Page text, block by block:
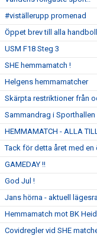
#viställerupp promenad
Öppet brev till alla
USM F18 Steg 3
SHE hemmamatch !
Helgens hemmamatcher
Skärpta restriktioner från
Sammandrag i Sporthallen
HEMMAMATCH - ALLA
Tack för detta året med
GAMEDAY !!
God Jul !
Jans hörna - aktuell
Hemmamatch mot BK Heid
Covidregler vid SHE